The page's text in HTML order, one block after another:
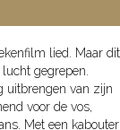
lied. Maar dit
gegrepen.
uitbrengen van zijn
voor de vos,
Met een kabouter